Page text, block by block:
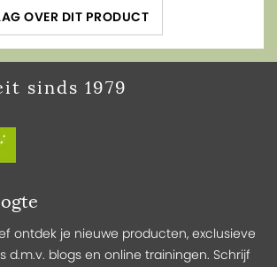
OVER DIT PRODUCT
ontdek je nieuwe producten, exclusieve
d.m.v. blogs en online trainingen. Schrijf
sinds 1979